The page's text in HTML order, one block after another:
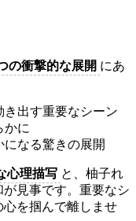
の衝撃的な展開 にあ
出す重要なシーン
かに
なる驚きの展開
心理描写 と、柚子れ
見事です。重要なシ
を掴んで離しませ